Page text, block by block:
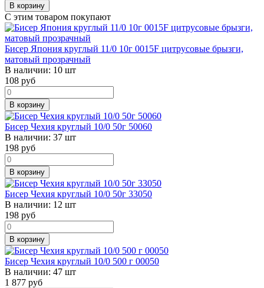
В корзину
С этим товаром покупают
Бисер Япония круглый 11/0 10г 0015F цитрусовые брызги,
матовый прозрачный
В наличии: 10 шт
108 руб
В корзину
Бисер Чехия круглый 10/0 50г 50060
В наличии: 37 шт
198 руб
В корзину
Бисер Чехия круглый 10/0 50г 33050
В наличии: 12 шт
198 руб
В корзину
Бисер Чехия круглый 10/0 500 г 00050
В наличии: 47 шт
1 877 руб